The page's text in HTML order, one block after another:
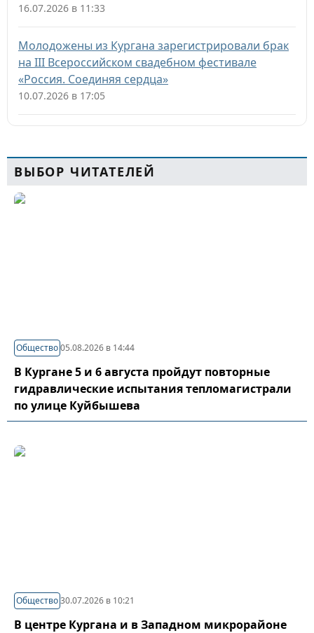
16.07.2026 в 11:33
Молодожены из Кургана зарегистрировали брак
на III Всероссийском свадебном фестивале
«Россия. Соединяя сердца»
10.07.2026 в 17:05
ВЫБОР ЧИТАТЕЛЕЙ
Общество05.08.2026 в 14:44
В Кургане 5 и 6 августа пройдут повторные
гидравлические испытания тепломагистрали
по улице Куйбышева
Общество30.07.2026 в 10:21
В центре Кургана и в Западном микрорайоне